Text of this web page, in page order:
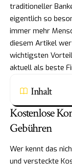
traditioneller
eigentlich so
immer mehr
diesem Artikel
wichtigsten
aktuell als beste
Inhalt
Kostenlose
Gebühren
Wer kennt das
und versteckte